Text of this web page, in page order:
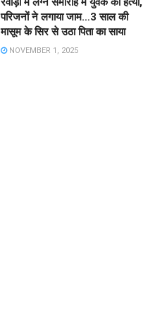
परिजनों ने लगाया जाम…3 साल की
मासूम के सिर से उठा पिता का साया
NOVEMBER 1, 2025